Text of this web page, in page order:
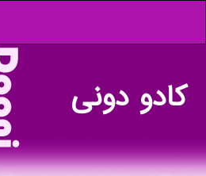
كادو دونی